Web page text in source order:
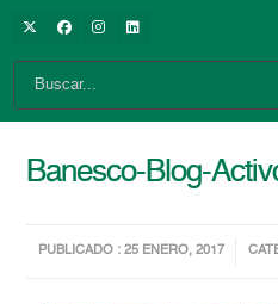
Banesco-Blog-
PUBLICADO : 25 ENERO, 2017